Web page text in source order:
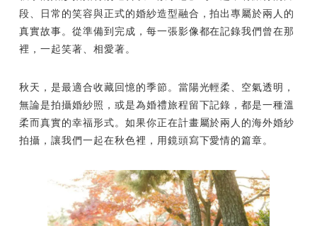
段、日常的笑容與正式的婚紗造型融合，拍出專屬於兩人的
真實故事。從準備到完成，每一張影像都在記錄我們曾在那
裡，一起笑著、相愛著。
秋天，是最適合收藏回憶的季節。當陽光輕柔、空氣透明，
無論是拍攝婚紗照，或是為婚禮旅程留下記錄，都是一種溫
柔而真實的幸福形式。如果你正在計畫屬於兩人的海外婚紗
拍攝，讓我們一起在秋色裡，用鏡頭寫下愛情的篇章。